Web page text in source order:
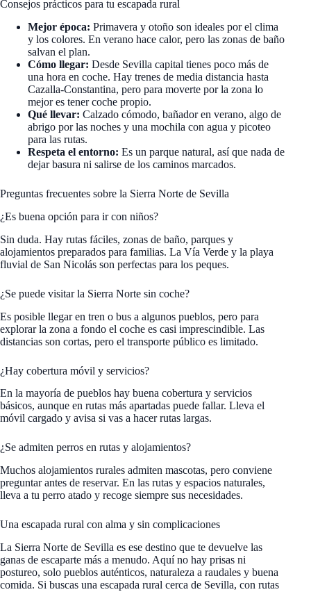
Consejos prácticos para tu escapada rural
Mejor época: Primavera y otoño son ideales por el clima
y los colores. En verano hace calor, pero las zonas de baño
salvan el plan.
Cómo llegar: Desde Sevilla capital tienes poco más de
una hora en coche. Hay trenes de media distancia hasta
Cazalla-Constantina, pero para moverte por la zona lo
mejor es tener coche propio.
Qué llevar: Calzado cómodo, bañador en verano, algo de
abrigo por las noches y una mochila con agua y picoteo
para las rutas.
Respeta el entorno: Es un parque natural, así que nada de
dejar basura ni salirse de los caminos marcados.
Preguntas frecuentes sobre la Sierra Norte de Sevilla
¿Es buena opción para ir con niños?
Sin duda. Hay rutas fáciles, zonas de baño, parques y
alojamientos preparados para familias. La Vía Verde y la playa
fluvial de San Nicolás son perfectas para los peques.
¿Se puede visitar la Sierra Norte sin coche?
Es posible llegar en tren o bus a algunos pueblos, pero para
explorar la zona a fondo el coche es casi imprescindible. Las
distancias son cortas, pero el transporte público es limitado.
¿Hay cobertura móvil y servicios?
En la mayoría de pueblos hay buena cobertura y servicios
básicos, aunque en rutas más apartadas puede fallar. Lleva el
móvil cargado y avisa si vas a hacer rutas largas.
¿Se admiten perros en rutas y alojamientos?
Muchos alojamientos rurales admiten mascotas, pero conviene
preguntar antes de reservar. En las rutas y espacios naturales,
lleva a tu perro atado y recoge siempre sus necesidades.
Una escapada rural con alma y sin complicaciones
La Sierra Norte de Sevilla es ese destino que te devuelve las
ganas de escaparte más a menudo. Aquí no hay prisas ni
postureo, solo pueblos auténticos, naturaleza a raudales y buena
comida. Si buscas una escapada rural cerca de Sevilla, con rutas